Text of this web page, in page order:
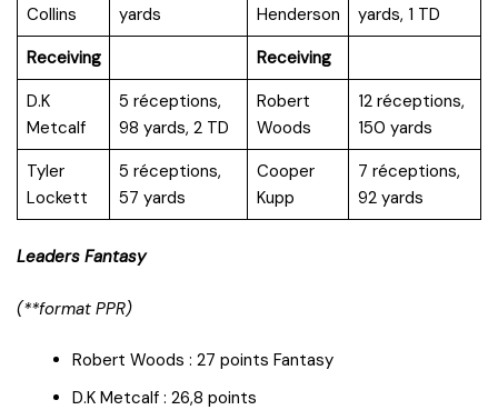
Collins
yards
Henderson
yards, 1 TD
Receiving
Receiving
D.K
Metcalf
5 réceptions,
98 yards, 2 TD
Robert
Woods
12 réceptions,
150 yards
Tyler
Lockett
5 réceptions,
57 yards
Cooper
Kupp
7 réceptions,
92 yards
Leaders Fantasy
(**format PPR)
Robert Woods : 27 points Fantasy
D.K Metcalf : 26,8 points